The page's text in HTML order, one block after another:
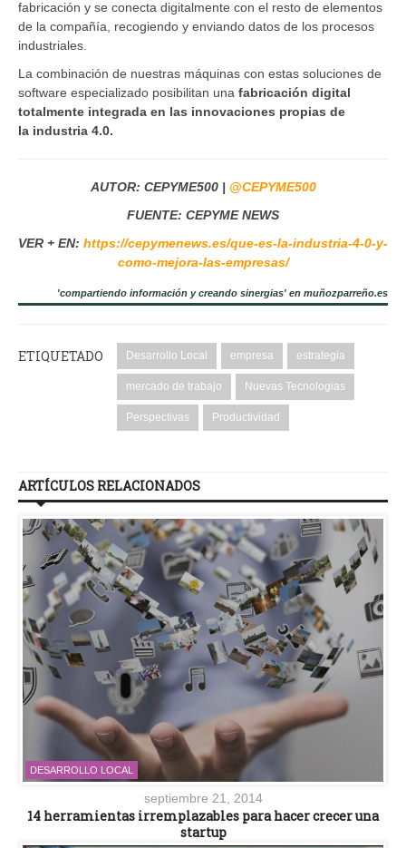
fabricación y se conecta digitalmente con el resto de elementos
de la compañía, recogiendo y enviando datos de los procesos
industriales.
La combinación de nuestras máquinas con estas soluciones de
software especializado posibilitan una fabricación digital
totalmente integrada en las innovaciones propias de
la industria 4.0.
AUTOR: CEPYME500 | @CEPYME500
FUENTE: CEPYME NEWS
VER + EN: https://cepymenews.es/que-es-la-industria-4-0-y-
como-mejora-las-empresas/
'compartiendo información y creando sinergias' en muñozparreño.es
ETIQUETADO Desarrollo Local empresa estrategia
mercado de trabajo Nuevas Tecnologias
Perspectivas Productividad
ARTÍCULOS RELACIONADOS
DESARROLLO LOCAL
septiembre 21, 2014
14 herramientas irremplazables para hacer crecer una
startup